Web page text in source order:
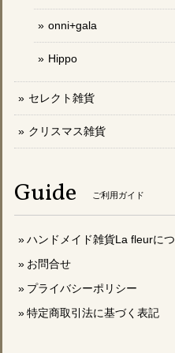
onni+gala
Hippo
セレクト雑貨
クリスマス雑貨
Guide ご利用ガイド
ハンドメイド雑貨La fleurに
お問合せ
プライバシーポリシー
特定商取引法に基づく表記